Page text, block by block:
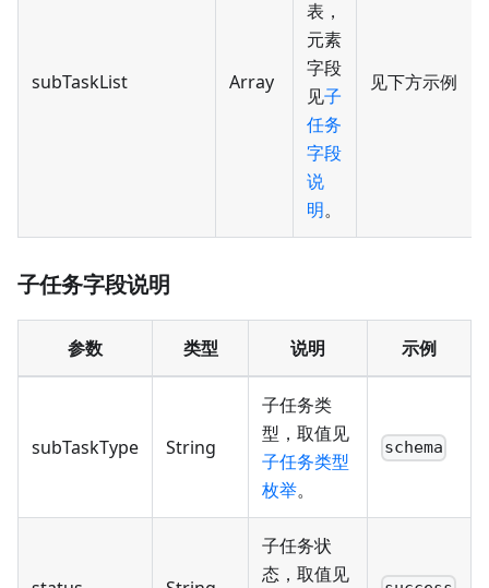
subTaskList Array
表，
元素
字段
见子
任务
字段
说
明。
见下方示例
子任务字段说明
参数 类型 说明 示例
subTaskType String
子任务类
型，取值见
子任务类型
枚举。
schema
子任务状
态，取值见